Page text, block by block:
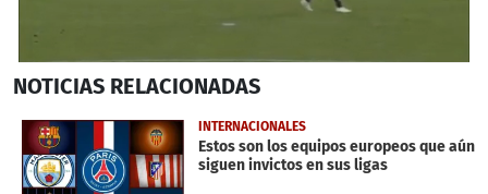
seconds
1
minute,
56
seconds
NOTICIAS RELACIONADAS
INTERNACIONALES
Estos son los equipos europeos que aún
siguen invictos en sus ligas